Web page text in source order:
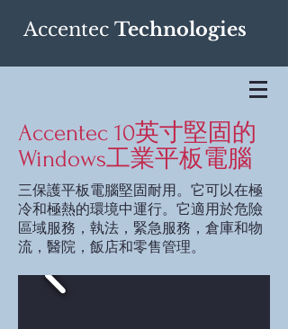
Accentec Technologies
Accentec 10英寸堅固的
Windows工業平板電腦
三保護平板電腦堅固耐用。它可以在極
冷和極熱的環境中運行。它適用於危險
區域服務，執法，緊急服務，倉庫和物
流，醫院，飯店和零售管理。